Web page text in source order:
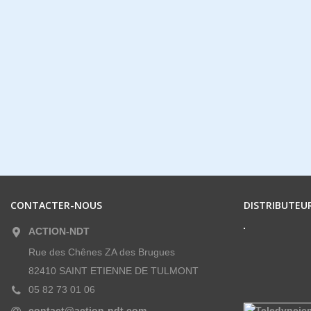
CONTACTER-NOUS
ACTION-NDT
Rue des Chênes ZA des Brugues
82410 SAINT ETIENNE DE TULMONT
05 82 73 01 06